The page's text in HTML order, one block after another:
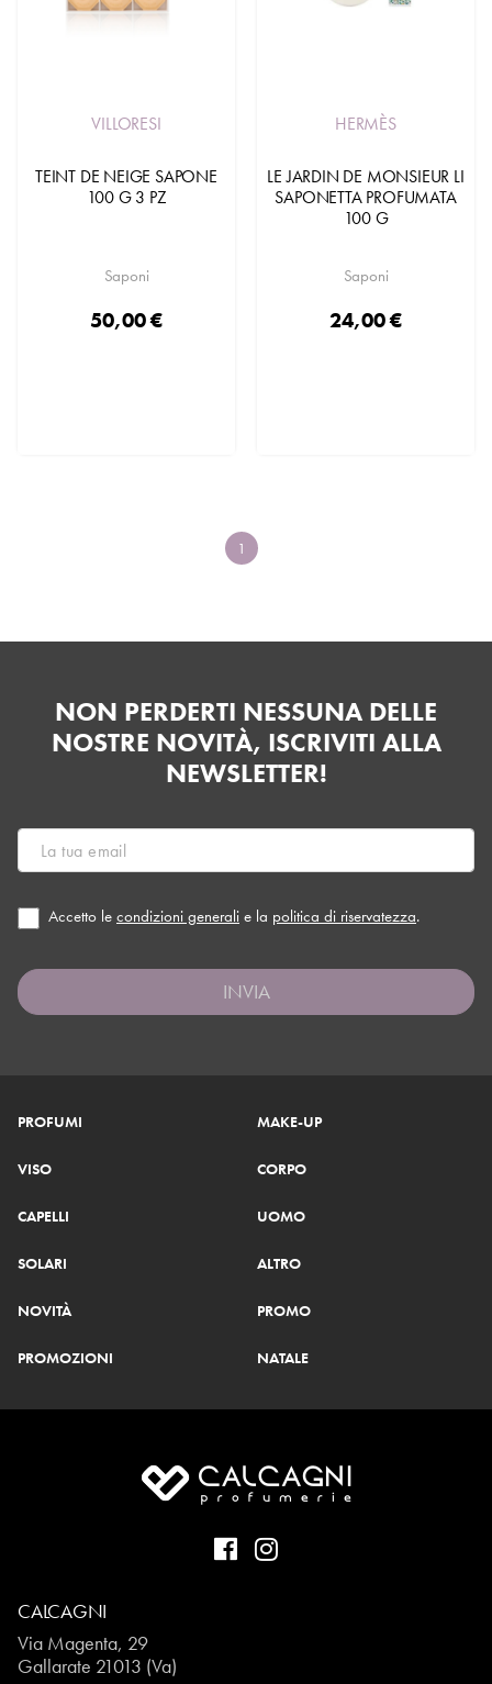
VILLORESI
TEINT DE NEIGE SAPONE
100 G 3 PZ
Saponi
50,00 €
HERMÈS
LE JARDIN DE MONSIEUR LI
SAPONETTA PROFUMATA
100 G
Saponi
24,00 €
1
NON PERDERTI NESSUNA DELLE
NOSTRE NOVITÀ, ISCRIVITI ALLA
NEWSLETTER!
Accetto le condizioni generali e la politica di riservatezza.
INVIA
PROFUMI MAKE-UP
VISO CORPO
CAPELLI UOMO
SOLARI ALTRO
NOVITÀ PROMO
PROMOZIONI NATALE
CALCAGNI
Via Magenta, 29
Gallarate 21013 (Va)